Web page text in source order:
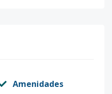
Amenidades